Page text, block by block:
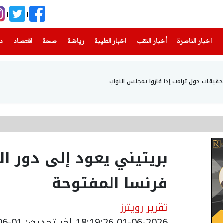
اخبار الناصرة
(current) أخبار النقب اخبار الطيبة(current) رياضة
(current) صحة(current) اقتصاد
حول ترامب إذا فازوا بمجلس النواب
بريتيني يعود إلى دور
فرنسا المفتوحة
تقرير رويترز